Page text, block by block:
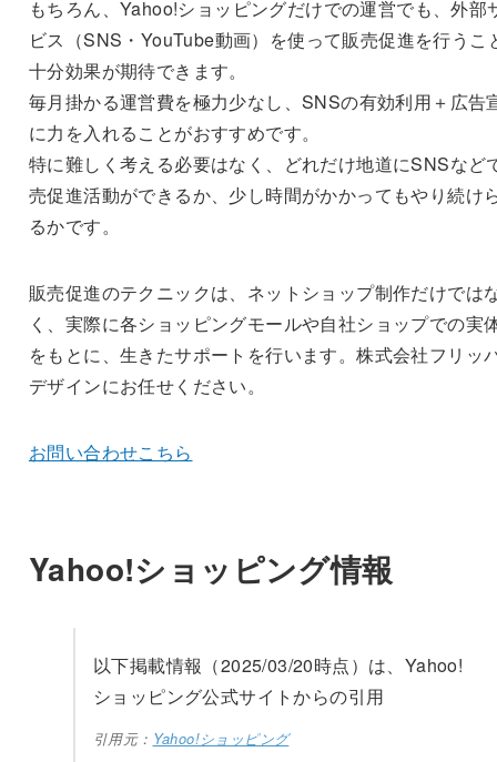
もちろん、Yahoo!ショッピングだけでの運営でも、外部
ビス（SNS・YouTube動画）を使って販売促進を行うこ
十分効果が期待できます。
毎月掛かる運営費を極力少なし、SNSの有効利用＋広告
に力を入れることがおすすめです。
特に難しく考える必要はなく、どれだけ地道にSNSなど
売促進活動ができるか、少し時間がかかってもやり続け
るかです。
販売促進のテクニックは、ネットショップ制作だけでは
く、実際に各ショッピングモールや自社ショップでの実
をもとに、生きたサポートを行います。株式会社フリッ
デザインにお任せください。
お問い合わせこちら
Yahoo!ショッピング情報
以下掲載情報（2025/03/20時点）は、Yahoo!
ショッピング公式サイトからの引用
引用元： Yahoo!ショッピング